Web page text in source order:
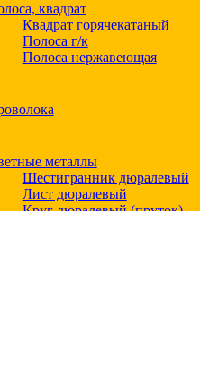
квадрат
Квадрат горячекатаный
Полоса г/к
Полоса нержавеющая
металлы
Шестигранник дюралевый
Лист дюралевый
Круг дюралевый (пруток)